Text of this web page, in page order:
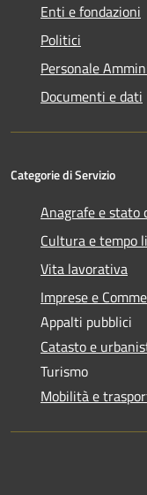
Enti e fondazioni
Politici
Personale
Documenti e dati
Categorie di Servizio
Anagrafe e stato
Cultura e tempo
Vita lavorativa
Imprese e
Appalti pubblici
Catasto e
Turismo
Mobilità e